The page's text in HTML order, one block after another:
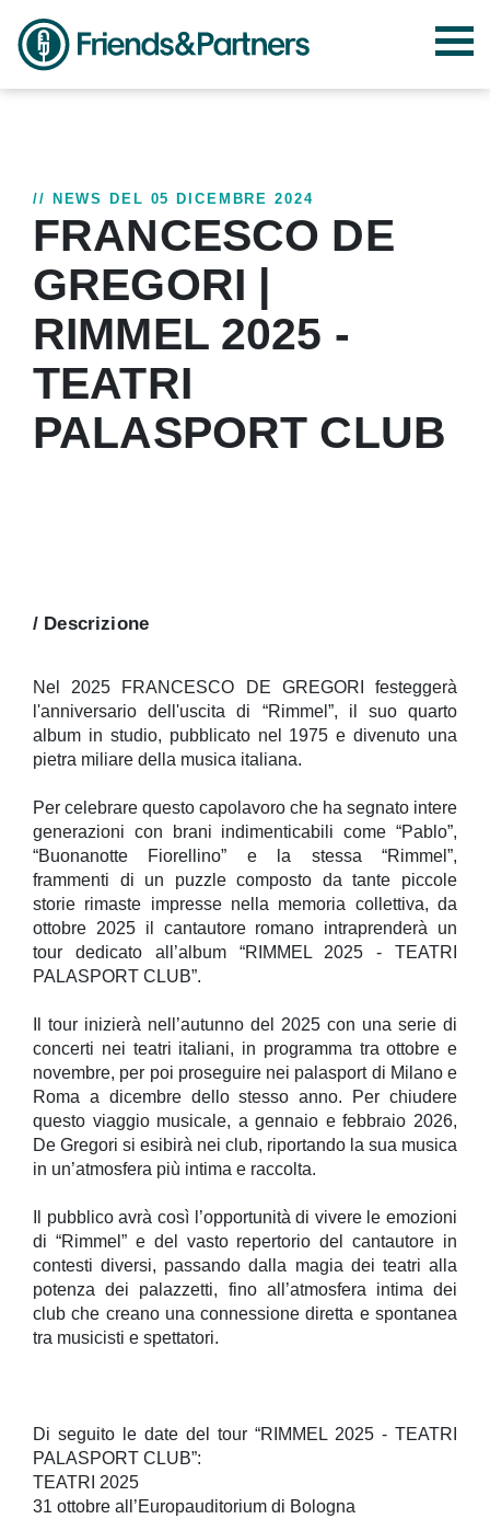
// NEWS DEL 05 DICEMBRE 2024
FRANCESCO DE
GREGORI |
RIMMEL 2025 -
TEATRI
PALASPORT CLUB
/ Descrizione
Nel 2025 FRANCESCO DE GREGORI festeggerà
l'anniversario dell'uscita di “Rimmel”, il suo quarto
album in studio, pubblicato nel 1975 e divenuto una
pietra miliare della musica italiana.
Per celebrare questo capolavoro che ha segnato intere
generazioni con brani indimenticabili come “Pablo”,
“Buonanotte Fiorellino” e la stessa “Rimmel”,
frammenti di un puzzle composto da tante piccole
storie rimaste impresse nella memoria collettiva, da
ottobre 2025 il cantautore romano intraprenderà un
tour dedicato all’album “RIMMEL 2025 - TEATRI
PALASPORT CLUB”.
Il tour inizierà nell’autunno del 2025 con una serie di
concerti nei teatri italiani, in programma tra ottobre e
novembre, per poi proseguire nei palasport di Milano e
Roma a dicembre dello stesso anno. Per chiudere
questo viaggio musicale, a gennaio e febbraio 2026,
De Gregori si esibirà nei club, riportando la sua musica
in un’atmosfera più intima e raccolta.
Il pubblico avrà così l’opportunità di vivere le emozioni
di “Rimmel” e del vasto repertorio del cantautore in
contesti diversi, passando dalla magia dei teatri alla
potenza dei palazzetti, fino all’atmosfera intima dei
club che creano una connessione diretta e spontanea
tra musicisti e spettatori.
Di seguito le date del tour “RIMMEL 2025 - TEATRI
PALASPORT CLUB”:
TEATRI 2025
31 ottobre all’Europauditorium di Bologna